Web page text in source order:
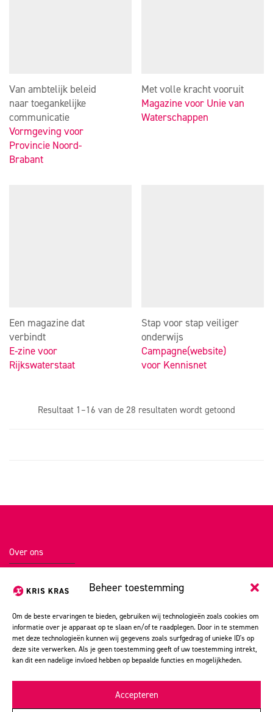
Beheer toestemming
Om de beste ervaringen te bieden, gebruiken wij technologieën zoals cookies om
informatie over je apparaat op te slaan en/of te raadplegen. Door in te stemmen
met deze technologieën kunnen wij gegevens zoals surfgedrag of unieke ID's op
deze site verwerken. Als je geen toestemming geeft of uw toestemming intrekt,
kan dit een nadelige invloed hebben op bepaalde functies en mogelijkheden.
Accepteren
Van ambtelijk beleid
naar toegankelijke
communicatie
Vormgeving voor
Provincie Noord-
Brabant
Met volle kracht vooruit
Magazine voor Unie van
Waterschappen
Een magazine dat
verbindt
E-zine voor
Rijkswaterstaat
Stap voor stap veiliger
onderwijs
Campagne(website)
voor Kennisnet
Resultaat 1–16 van de 28 resultaten wordt getoond
Over ons
Kris Kras stories
Vacatures
Contact
Magazines, campagnes, huisstijlen: vanuit hartje Utrecht werkt
Kris Kras communicatie al ruim 45 jaar aan rake
communicatieoplossingen. Voor minder doen we het niet.